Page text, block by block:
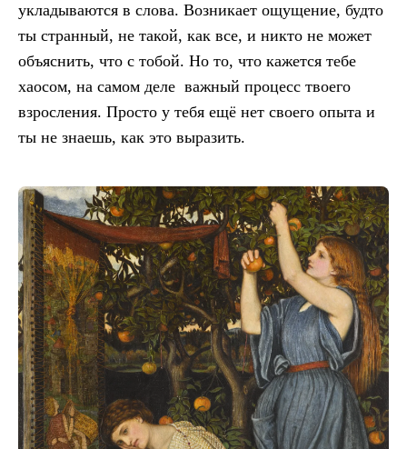
укладываются в слова. Возникает ощущение, будто
ты странный, не такой, как все, и никто не может
объяснить, что с тобой. Но то, что кажется тебе
хаосом, на самом деле важный процесс твоего
взросления. Просто у тебя ещё нет своего опыта и
ты не знаешь, как это выразить.